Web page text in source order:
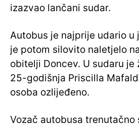
izazvao lančani sudar.
Autobus je najprije udario u
je potom silovito naletjelo
obitelji Doncev. U sudaru je
25-godišnja Priscilla
osoba ozlijeđeno.
Vozač autobusa trenutačno